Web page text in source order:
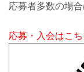
応募者多数の場
応募・入会はこ